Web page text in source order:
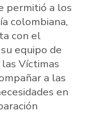
permitió a los
colombiana,
con el
equipo de
Víctimas
a las
en